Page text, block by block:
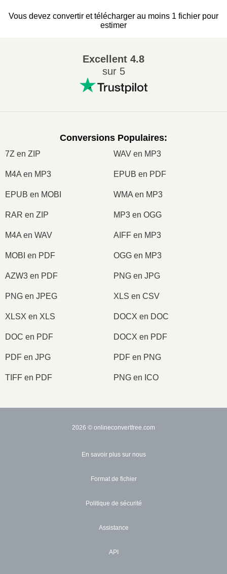
Vous devez convertir et télécharger au moins 1 fichier pour
estimer
Excellent 4.8
sur 5
Conversions Populaires:
7Z en ZIP WAV en MP3
M4A en MP3 EPUB en PDF
EPUB en MOBI WMA en MP3
RAR en ZIP MP3 en OGG
M4A en WAV AIFF en MP3
MOBI en PDF OGG en MP3
AZW3 en PDF PNG en JPG
PNG en JPEG XLS en CSV
XLSX en XLS DOCX en DOC
DOC en PDF DOCX en PDF
PDF en JPG PDF en PNG
TIFF en PDF PNG en ICO
2026 © onlineconvertfree.com
En savoir plus sur nous
Format de fichier
Politique de sécurité
Assistance
API